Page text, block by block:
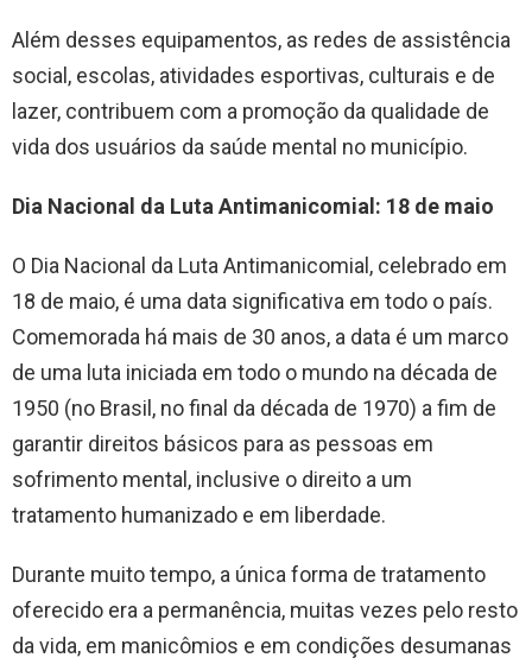
Além desses equipamentos, as redes de assistência
social, escolas, atividades esportivas, culturais e de
lazer, contribuem com a promoção da qualidade de
vida dos usuários da saúde mental no município.
Dia Nacional da Luta Antimanicomial: 18 de maio
O Dia Nacional da Luta Antimanicomial, celebrado em
18 de maio, é uma data significativa em todo o país.
Comemorada há mais de 30 anos, a data é um marco
de uma luta iniciada em todo o mundo na década de
1950 (no Brasil, no final da década de 1970) a fim de
garantir direitos básicos para as pessoas em
sofrimento mental, inclusive o direito a um
tratamento humanizado e em liberdade.
Durante muito tempo, a única forma de tratamento
oferecido era a permanência, muitas vezes pelo resto
da vida, em manicômios e em condições desumanas